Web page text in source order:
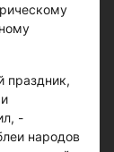
праздник,
-
народов